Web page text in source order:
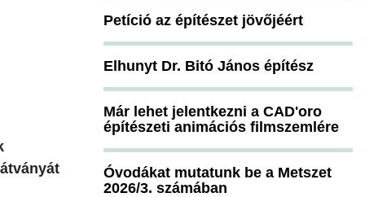
Petíció az építészet jövőjéért
Elhunyt Dr. Bitó János építész
Már lehet jelentkezni a CAD'oro
építészeti animációs filmszemlére
Óvodákat mutatunk be a Metszet
2026/3. számában